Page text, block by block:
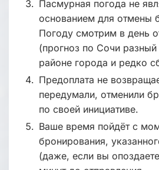
Пасмурная погода не
основанием для отмены
Погоду смотрим в день
(прогноз по Сочи
районе города и редко
Предоплата не
передумали, отменили
по своей инициативе.
Ваше время пойдёт с
бронирования,
(даже, если вы